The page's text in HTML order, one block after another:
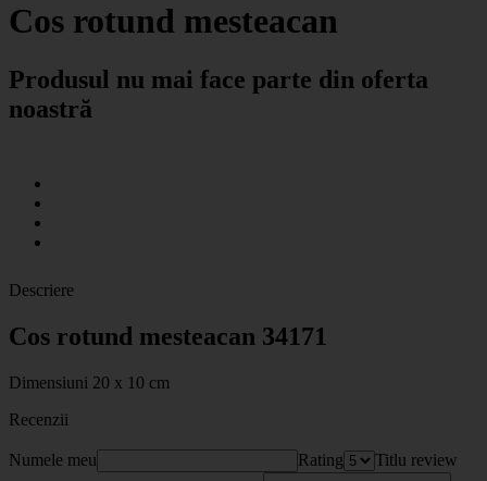
Cos rotund mesteacan
Produsul nu mai face parte din oferta
noastră
Descriere
Cos rotund mesteacan 34171
Dimensiuni 20 x 10 cm
Recenzii
Numele meu Rating Titlu review